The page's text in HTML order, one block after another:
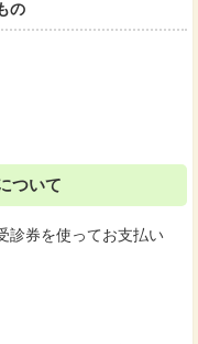
の
ついて
診券を使ってお支払い